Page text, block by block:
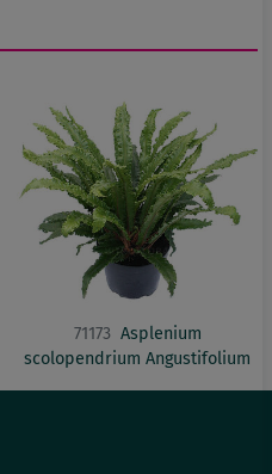
71173 Asplenium
scolopendrium Angustifolium